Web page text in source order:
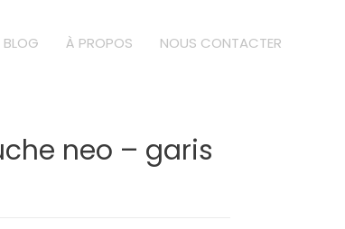
BLOG À PROPOS NOUS CONTACTER
neo – garis